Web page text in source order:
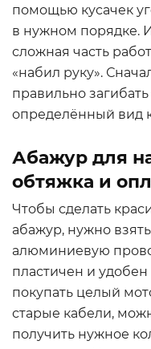
помощью кусачек
в нужном порядке.
сложная часть
«набил руку».
правильно
определённый вид
Абажур для
обтяжка и
Чтобы сделать
абажур, нужно
алюминиевую
пластичен и
покупать целый
старые кабели,
получить нужное